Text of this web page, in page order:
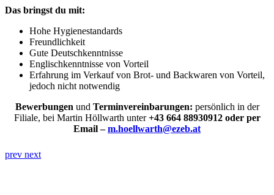
Das bringst du mit:
Hohe Hygienestandards
Freundlichkeit
Gute Deutschkenntnisse
Englischkenntnisse von Vorteil
Erfahrung im Verkauf von Brot- und Backwaren von Vorteil,
jedoch nicht notwendig
Bewerbungen und Terminvereinbarungen: persönlich in der
Filiale, bei Martin Höllwarth unter+43 664 88930912 oder per
Email –m.hoellwarth@ezeb.at
prev next